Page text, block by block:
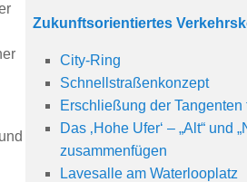
Zukunftsorientiertes
City-Ring
Schnellstraßenkonzept
Erschließung der
Das ‚Hohe Ufer‘ – „Alt“ und
zusammenfügen
Lavesalle am Waterlooplatz